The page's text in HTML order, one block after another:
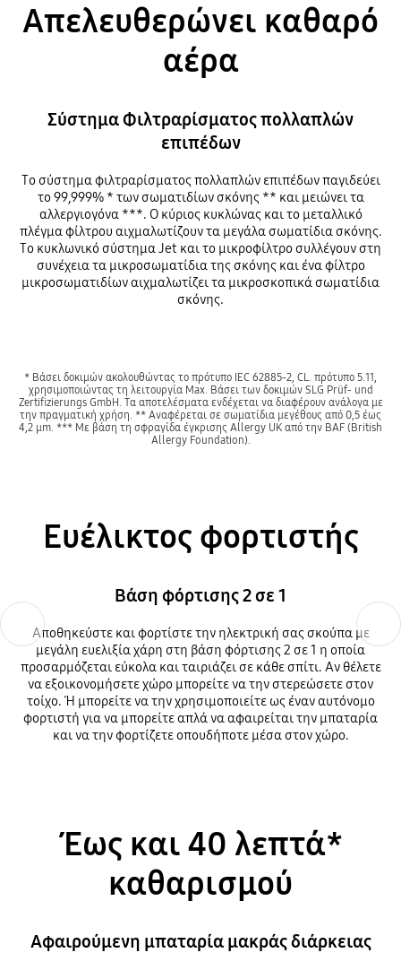
Απελευθερώνει καθαρό
αέρα
Σύστημα Φιλτραρίσματος πολλαπλών
επιπέδων
Το σύστημα φιλτραρίσματος πολλαπλών επιπέδων παγιδεύει
το 99,999% * των σωματιδίων σκόνης ** και μειώνει τα
αλλεργιογόνα ***. Ο κύριος κυκλώνας και το μεταλλικό
πλέγμα φίλτρου αιχμαλωτίζουν τα μεγάλα σωματίδια σκόνης.
Το κυκλωνικό σύστημα Jet και το μικροφίλτρο συλλέγουν στη
συνέχεια τα μικροσωματίδια της σκόνης και ένα φίλτρο
μικροσωματιδίων αιχμαλωτίζει τα μικροσκοπικά σωματίδια
σκόνης.
* Βάσει δοκιμών ακολουθώντας το πρότυπο IEC 62885-2, CL. πρότυπο 5.11,
χρησιμοποιώντας τη λειτουργία Max. Βάσει των δοκιμών SLG Prüf- und
Zertifizierungs GmbH. Τα αποτελέσματα ενδέχεται να διαφέρουν ανάλογα με
την πραγματική χρήση. ** Αναφέρεται σε σωματίδια μεγέθους από 0,5 έως
4,2 μm. *** Με βάση τη σφραγίδα έγκρισης Allergy UK από την BAF (British
Allergy Foundation).
Ευέλικτος φορτιστής
Βάση φόρτισης 2 σε 1
Αποθηκεύστε και φορτίστε την ηλεκτρική σας σκούπα με
μεγάλη ευελιξία χάρη στη βάση φόρτισης 2 σε 1 η οποία
προσαρμόζεται εύκολα και ταιριάζει σε κάθε σπίτι. Αν θέλετε
να εξοικονομήσετε χώρο μπορείτε να την στερεώσετε στον
τοίχο. Ή μπορείτε να την χρησιμοποιείτε ως έναν αυτόνομο
φορτιστή για να μπορείτε απλά να αφαιρείται την μπαταρία
και να την φορτίζετε οπουδήποτε μέσα στον χώρο.
Έως και 40 λεπτά*
καθαρισμού
Αφαιρούμενη μπαταρία μακράς διάρκειας